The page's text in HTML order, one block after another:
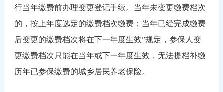
行当年缴费前办理变更登记手续。当年未变更缴费档次
的，按上年度选定的缴费档次缴费；当年已经完成缴费
后变更的缴费档次将在下一年度生效”规定，参保人变
更缴费档次只能在当年或下一年度生效，无法提档补缴
历年已参保缴费的城乡居民养老保险。